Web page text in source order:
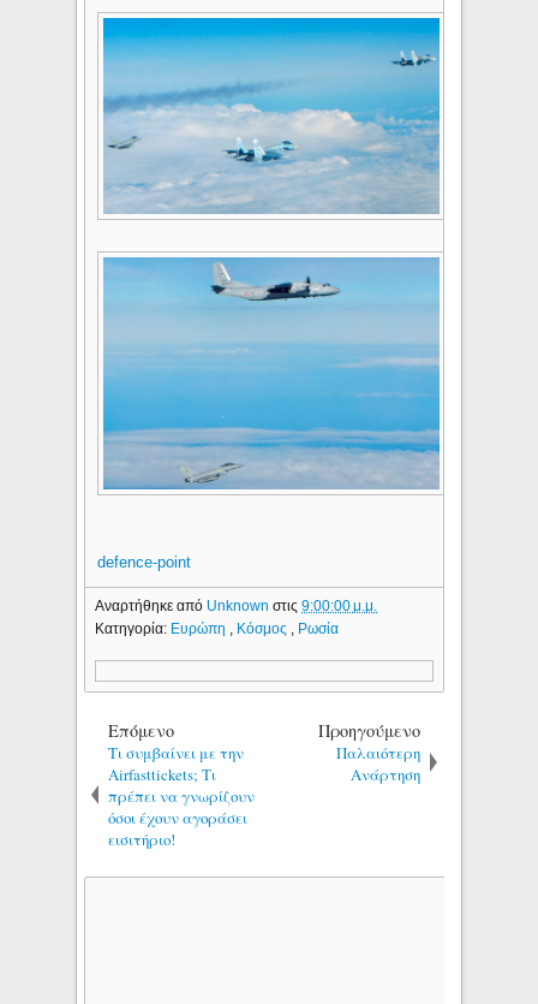
defence-point
Αναρτήθηκε από Unknownστις9:00:00 μ.μ.
Κατηγορία: Ευρώπη , Κόσμος , Ρωσία
Επόμενο
Τι συμβαίνει με την
Airfasttickets; Τι
πρέπει να γνωρίζουν
όσοι έχουν αγοράσει
εισιτήριο!
Προηγούμενο
Παλαιότερη
Ανάρτηση